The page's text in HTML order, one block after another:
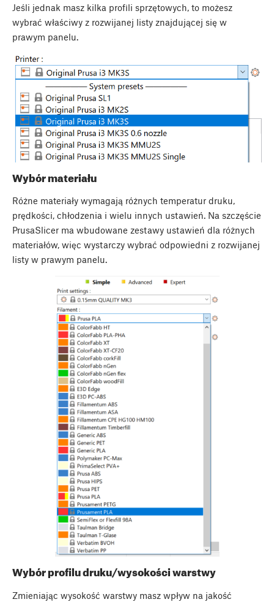
Jeśli jednak masz kilka profili sprzętowych, to możesz
wybrać właściwy z rozwijanej listy znajdującej się w
prawym panelu.
Wybór materiału
Różne materiały wymagają różnych temperatur druku,
prędkości, chłodzenia i wielu innych ustawień. Na szczęście
PrusaSlicer ma wbudowane zestawy ustawień dla różnych
materiałów, więc wystarczy wybrać odpowiedni z rozwijanej
listy w prawym panelu.
Wybór profilu druku/wysokości warstwy
Zmieniając wysokość warstwy masz wpływ na jakość